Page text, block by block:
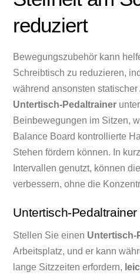
reduziert
Bewegungszubehör kann
Schreibtisch zu reduzieren,
während ansonsten
Untertisch-Pedaltrainer
Beinbewegungen im Sitzen,
Balance Board kontrollierte
Stehen fördern können. In
Intervallen genutzt, können
verbessern, ohne die
Untertisch-Pedaltrainer
Stellen Sie einen Untertisch-
Arbeitsplatz, und er kann
lange Sitzzeiten erfordern,